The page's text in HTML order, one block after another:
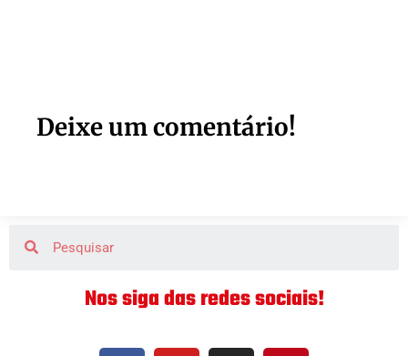
Deixe um comentário!
Nos siga das redes sociais!